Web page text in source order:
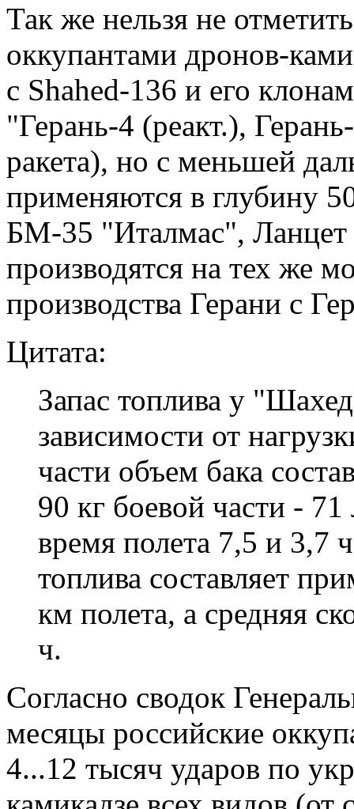
Так же нельзя не
оккупантами дронов-
с Shahed-136 и его
"Герань-4 (реакт.),
ракета), но с меньшей
применяются в глубину
БМ-35 "Италмас", Ланцет
производятся на тех же
производства Герани с
Цитата:
Запас топлива у
зависимости от
части объем бака
90 кг боевой части - 71
время полета 7,5 и 3,7
топлива составляет
км полета, а средняя
ч.
Согласно сводок
месяцы российские
4...12 тысяч ударов по